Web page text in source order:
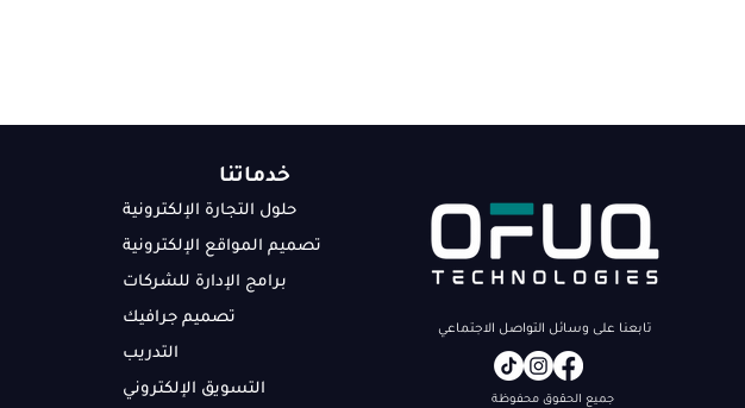
خدماتنا
حلول التجارة الإلكترونية
تصميم المواقع الإلكترونية
برامج الإدارة للشركات
تصميم جرافيك
التدريب
التسويق الإلكتروني
تابعنا على وسائل التواصل الاجتماعي
جميع الحقوق محفوظة